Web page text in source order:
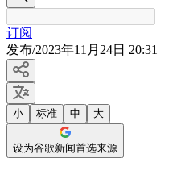
订阅
发布/2023年11月24日 20:31
小 标准 中 大
设为谷歌新闻首选来源